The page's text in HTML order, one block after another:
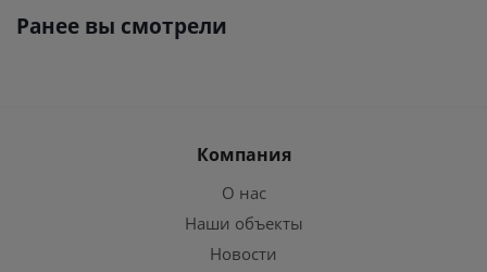
Ранее вы смотрели
Компания
О нас
Наши объекты
Новости